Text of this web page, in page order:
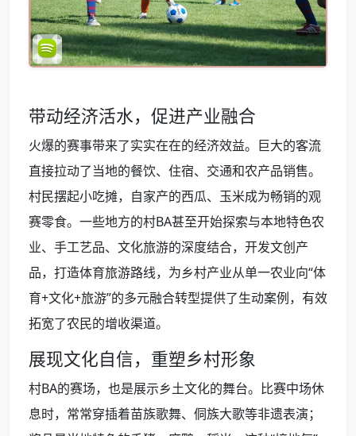
带动经济活水，促进产业融合
火爆的赛事带来了实实在在的经济效益。巨大的客流
直接拉动了当地的餐饮、住宿、交通和农产品销售。
村民摆起小吃摊，自家产的西瓜、玉米成为畅销的观
赛零食。一些地方的村BA甚至开始探索与本地特色农
业、手工艺品、文化旅游的深度结合，开发文创产
品，打造体育旅游路线，为乡村产业从单一农业向“体
育+文化+旅游”的多元融合转型提供了生动案例，有效
拓宽了农民的增收渠道。
展现文化自信，重塑乡村形象
村BA的赛场，也是展示乡土文化的舞台。比赛中场休
息时，常常穿插着苗族歌舞、侗族大歌等非遗表演；